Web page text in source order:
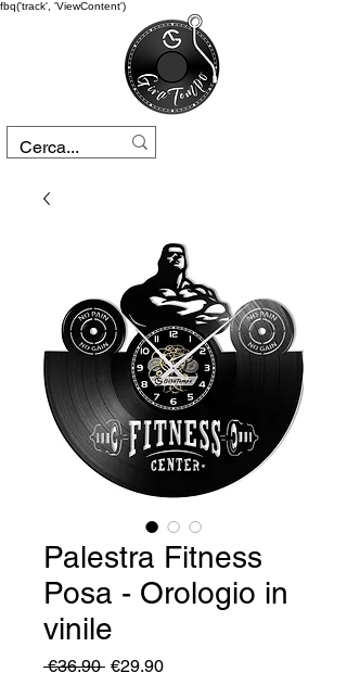
fbq('track', 'ViewContent')
Palestra Fitness
Posa - Orologio in
vinile
€36.90 Regular
€29.90Sale